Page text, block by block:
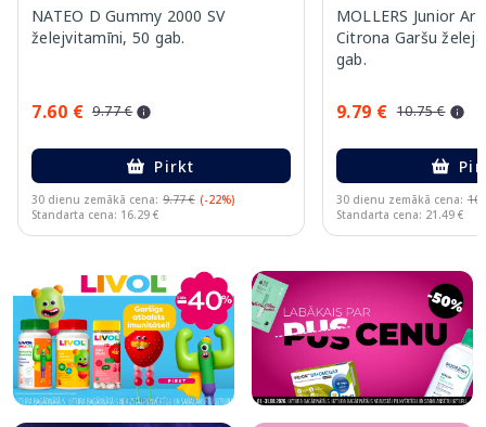
NATEO D Gummy 2000 SV
želejvitamīni, 50 gab.
7.60 € 9.77 €
Pirkt
30 dienu zemākā cena: 9.77 € (-22%)
Standarta cena: 16.29 €
MOLLERS Junior Ar
Citrona Garšu
gab.
9.79 € 10.75 €
30 dienu zemākā cena:
Standarta cena: 21.49 €